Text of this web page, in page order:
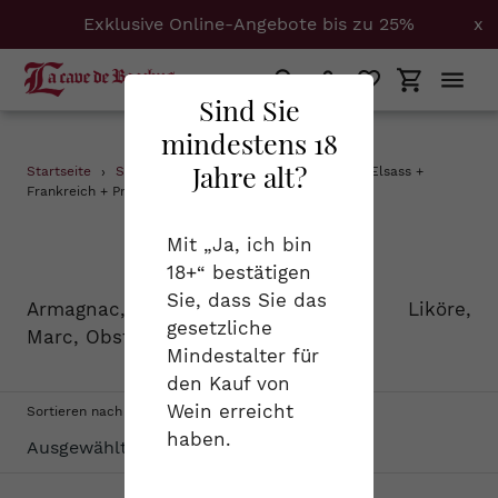
Sind Sie
mindestens 18
Jahre alt?
Mit „Ja, ich bin
18+“ bestätigen
Sie, dass Sie das
gesetzliche
Mindestalter für
den Kauf von
Wein erreicht
haben.
Direkt
zum
Exklusive Online-Angebote bis zu 25% x
Einloggen
Startseite › Spirituosen ›
Armagnac + Calvados + Elsass +
Frankreich + Provence + Savoyen
S
a
m
m
l
u
Spirituosen
Armagnac, Cognac, Calvados, Liköre,
Marc, Obstbrand...
Sortieren nach